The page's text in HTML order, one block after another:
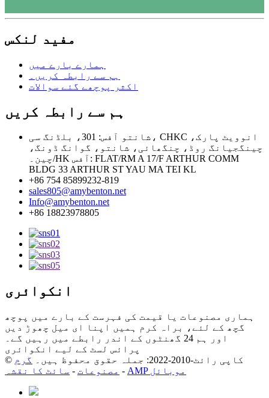
مفید لنکس
ہمارے بارے میں
ہم سے رابطہ کریں۔
اکثر پوچھے گئے سوالات
ہم سے رابطہ کریں
شانتو آفس: 301، بلڈنگ سی، CHKC انوویٹ پارک،
چینگجیانگ روڈ، چنگھائی، شانتو، گوانگ ڈونگ،
چین۔/HK آفس: FLAT/RM A 17/F ARTHUR COMM
BLDG 33 ARTHUR ST YAU MA TEI KL
+86 754 85899232-819
sales805@amybenton.net
Info@amybenton.net
+86 18823978805
انکوائری
ہماری مصنوعات یا قیمت کی فہرست کے بارے میں پوچھ
گچھ کے لئے، براہ کرم ہمیں اپنا ای میل چھوڑ دیں
اور ہم 24 گھنٹوں کے اندر رابطے میں رہیں گے۔
پرائس لسٹ کے لیے انکوائری
© کاپی رائٹ-2010-2022: جملہ حقوق محفوظ ہیں۔
گرم
مصنوعات - سائٹ کا نقشہ - AMP موبائل